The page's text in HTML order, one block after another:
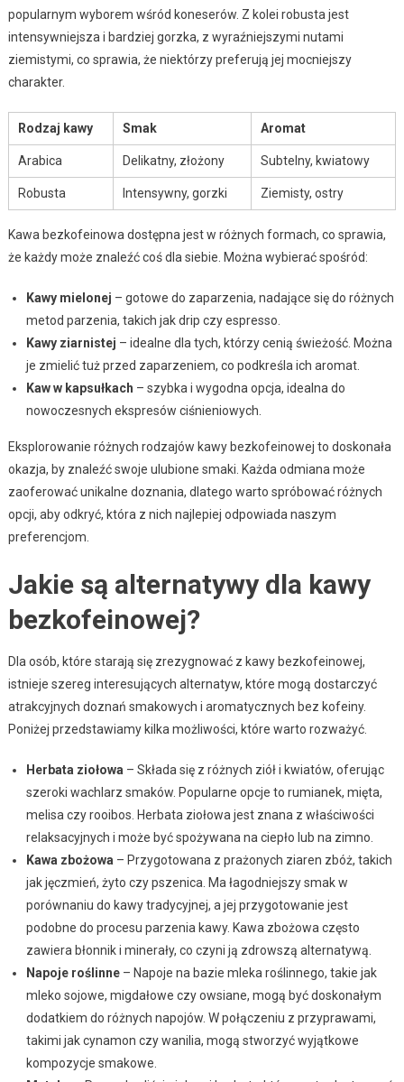
popularnym wyborem wśród koneserów. Z kolei robusta jest
intensywniejsza i bardziej gorzka, z wyraźniejszymi nutami
ziemistymi, co sprawia, że niektórzy preferują jej mocniejszy
charakter.
Rodzaj kawy Smak Aromat
Arabica Delikatny, złożony Subtelny, kwiatowy
Robusta Intensywny, gorzki Ziemisty, ostry
Kawa bezkofeinowa dostępna jest w różnych formach, co sprawia,
że każdy może znaleźć coś dla siebie. Można wybierać spośród:
Kawy mielonej – gotowe do zaparzenia, nadające się do różnych
metod parzenia, takich jak drip czy espresso.
Kawy ziarnistej – idealne dla tych, którzy cenią świeżość. Można
je zmielić tuż przed zaparzeniem, co podkreśla ich aromat.
Kaw w kapsułkach – szybka i wygodna opcja, idealna do
nowoczesnych ekspresów ciśnieniowych.
Eksplorowanie różnych rodzajów kawy bezkofeinowej to doskonała
okazja, by znaleźć swoje ulubione smaki. Każda odmiana może
zaoferować unikalne doznania, dlatego warto spróbować różnych
opcji, aby odkryć, która z nich najlepiej odpowiada naszym
preferencjom.
Jakie są alternatywy dla kawy
bezkofeinowej?
Dla osób, które starają się zrezygnować z kawy bezkofeinowej,
istnieje szereg interesujących alternatyw, które mogą dostarczyć
atrakcyjnych doznań smakowych i aromatycznych bez kofeiny.
Poniżej przedstawiamy kilka możliwości, które warto rozważyć.
Herbata ziołowa – Składa się z różnych ziół i kwiatów, oferując
szeroki wachlarz smaków. Popularne opcje to rumianek, mięta,
melisa czy rooibos. Herbata ziołowa jest znana z właściwości
relaksacyjnych i może być spożywana na ciepło lub na zimno.
Kawa zbożowa – Przygotowana z prażonych ziaren zbóż, takich
jak jęczmień, żyto czy pszenica. Ma łagodniejszy smak w
porównaniu do kawy tradycyjnej, a jej przygotowanie jest
podobne do procesu parzenia kawy. Kawa zbożowa często
zawiera błonnik i minerały, co czyni ją zdrowszą alternatywą.
Napoje roślinne– Napoje na bazie mleka roślinnego, takie jak
mleko sojowe, migdałowe czy owsiane, mogą być doskonałym
dodatkiem do różnych napojów. W połączeniu z przyprawami,
takimi jak cynamon czy wanilia, mogą stworzyć wyjątkowe
kompozycje smakowe.